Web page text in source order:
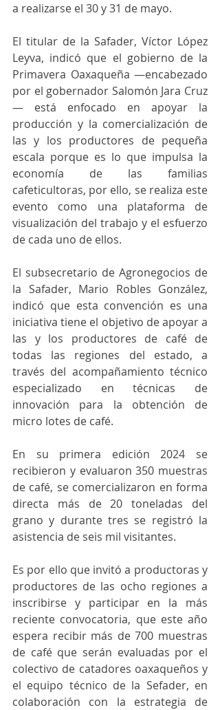
a realizarse el 30 y 31 de mayo.
El titular de la Safader, Víctor López
Leyva, indicó que el gobierno de la
Primavera Oaxaqueña —encabezado
por el gobernador Salomón Jara Cruz
— está enfocado en apoyar la
producción y la comercialización de
las y los productores de pequeña
escala porque es lo que impulsa la
economía de las familias
cafeticultoras, por ello, se realiza este
evento como una plataforma de
visualización del trabajo y el esfuerzo
de cada uno de ellos.
El subsecretario de Agronegocios de
la Safader, Mario Robles González,
indicó que esta convención es una
iniciativa tiene el objetivo de apoyar a
las y los productores de café de
todas las regiones del estado, a
través del acompañamiento técnico
especializado en técnicas de
innovación para la obtención de
micro lotes de café.
En su primera edición 2024 se
recibieron y evaluaron 350 muestras
de café, se comercializaron en forma
directa más de 20 toneladas del
grano y durante tres se registró la
asistencia de seis mil visitantes.
Es por ello que invitó a productoras y
productores de las ocho regiones a
inscribirse y participar en la más
reciente convocatoria, que este año
espera recibir más de 700 muestras
de café que serán evaluadas por el
colectivo de catadores oaxaqueños y
el equipo técnico de la Sefader, en
colaboración con la estrategia de